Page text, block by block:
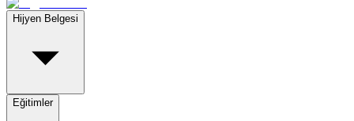
Hijyen Belgesi
Eğitimler